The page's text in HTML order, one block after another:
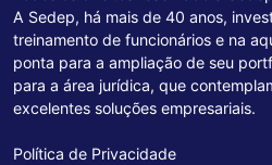
A Sedep, há mais de 40 anos,
treinamento de funcionários e na
ponta para a ampliação de seu
para a área jurídica, que
excelentes soluções empresariais.
Política de Privacidade